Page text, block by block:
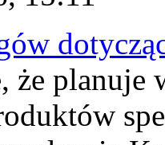
że planuje